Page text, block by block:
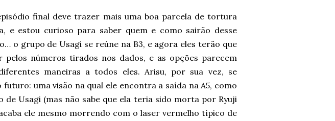
final deve trazer mais uma boa parcela de tortura
e estou curioso para saber quem e como sairão desse
o grupo de Usagi se reúne na B3, e agora eles terão que
pelos números tirados nos dados, e as opções parecem
maneiras a todos eles. Arisu, por sua vez, se
uma visão na qual ele encontra a saída na A5, como
Usagi (mas não sabe que ela teria sido morta por Ryuji
ele mesmo morrendo com o laser vermelho típico de